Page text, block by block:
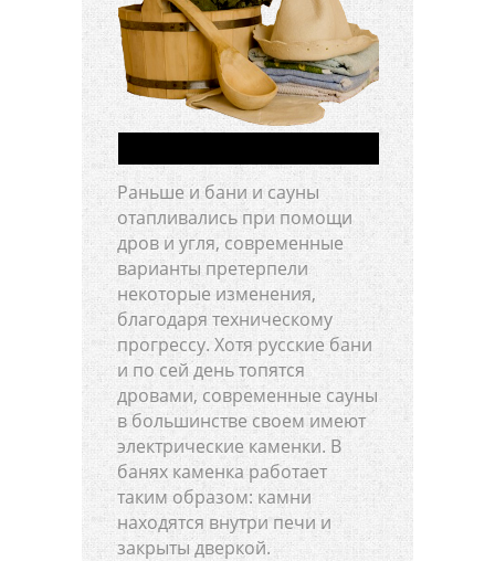
Раньше и бани и сауны
отапливались при помощи
дров и угля, современные
варианты претерпели
некоторые изменения,
благодаря техническому
прогрессу. Хотя русские бани
и по сей день топятся
дровами, современные сауны
в большинстве своем имеют
электрические каменки. В
банях каменка работает
таким образом: камни
находятся внутри печи и
закрыты дверкой.